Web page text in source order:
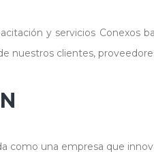
y servicios Conexos
nuestros clientes,
como una empresa que